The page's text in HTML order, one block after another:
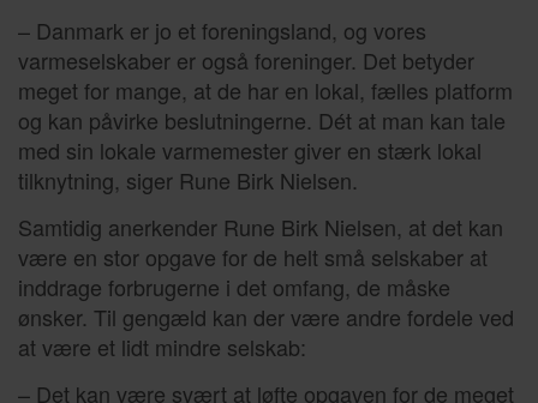
– Danmark er jo et foreningsland, og vores
varmeselskaber er også foreninger. Det betyder
meget for mange, at de har en lokal, fælles platform
og kan påvirke beslutningerne. Dét at man kan tale
med sin lokale varmemester giver en stærk lokal
tilknytning, siger Rune Birk Nielsen.
Samtidig anerkender Rune Birk Nielsen, at det kan
være en stor opgave for de helt små selskaber at
inddrage forbrugerne i det omfang, de måske
ønsker. Til gengæld kan der være andre fordele ved
at være et lidt mindre selskab:
– Det kan være svært at løfte opgaven for de meget